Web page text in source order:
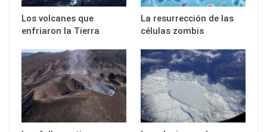
Los volcanes que
enfriaron la Tierra
La resurrección de las
células zombis